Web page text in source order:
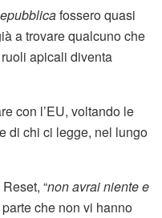
fossero quasi
a trovare qualcuno che
apicali diventa
con l’EU, voltando le
di chi ci legge, nel lungo
“non avrai niente e
che non vi hanno